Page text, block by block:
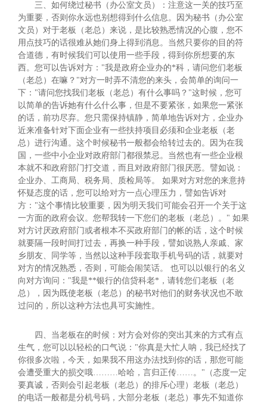
三、如何绕过秘书（办公室文员）：注意这一关的技巧至
为重要，否则你永远也别想得到什么信息。因为秘书（办公室
文员）对于老板（老总）来说，是比较熟悉情况的心腹，您不
用点技巧的话很难从她们身上得到消息。当然只要你的目的符
合道德，有时候我们可以使用一些手段，得到你所想要的东
西。您可以告诉对方："我是政府企业办的*科，请问您们老板
（老总）在嘛？"对方一时弄不清您的来头，会简单的询问一
下："请问您找我们老板（老总）有什么事吗？"这时候，您可
以简单的告诉她有什么什么事，但是不要紧张，如果您一紧张
的话，前功尽弃。您只需保持镇静，简单地告诉对方，企业办
近来准备针对下面企业有一些扶持项目必须和企业老板（老
总）进行沟通。这个时候秘书一般都会给转过去的。因为在我
国，一些中小企业对政府部门都很禁忌。当然也有一些企业根
本就不和政府部门打交道，而且对政府部门很厌恶。譬如说：
企业办、工商局、税务局、质检局等。 如果对方对您的来意持
怀疑态度的话，您可以给对方一点心理压力，譬如告诉对
方："这个事情比较重要，因为明天我们可能会召开一个关于这
一方面的政府会议。您帮我转一下您们的老板（老总）。" 如果
对方讨厌政府部门或者根本不买政府部门的帐的话，这个时候
就要隔一段时间打过去，再换一种手段，譬如说熟人亲戚、家
乡朋友、同学等，当然以这种手段套取手机号码的话，就要对
对方的情况熟悉，否则，可能会闹笑话。 也可以以银行的名义
向对方询问："我是**银行的信贷科老*，请转您们老板（老
总），因为既使老板（老总）的秘书对他们的财务状况也不敢
过问的，所以这种方法也具可实施性。
四、当老板在的时候：对方会对你的突出其来的方式有点
生气，您可以以轻松的口气说："你真是大忙人呐，我已经找了
你很多次啦，今天，如果我不用这办法找到你的话，那您可能
会遭受重大的损交哦………哈哈，言归正传……。"（态度一定
要真诚，否则会引起老板（老总）的排斥心理）老板（老总）
的电话一般都是分机号码，大部分老板（老总）事先不知道你